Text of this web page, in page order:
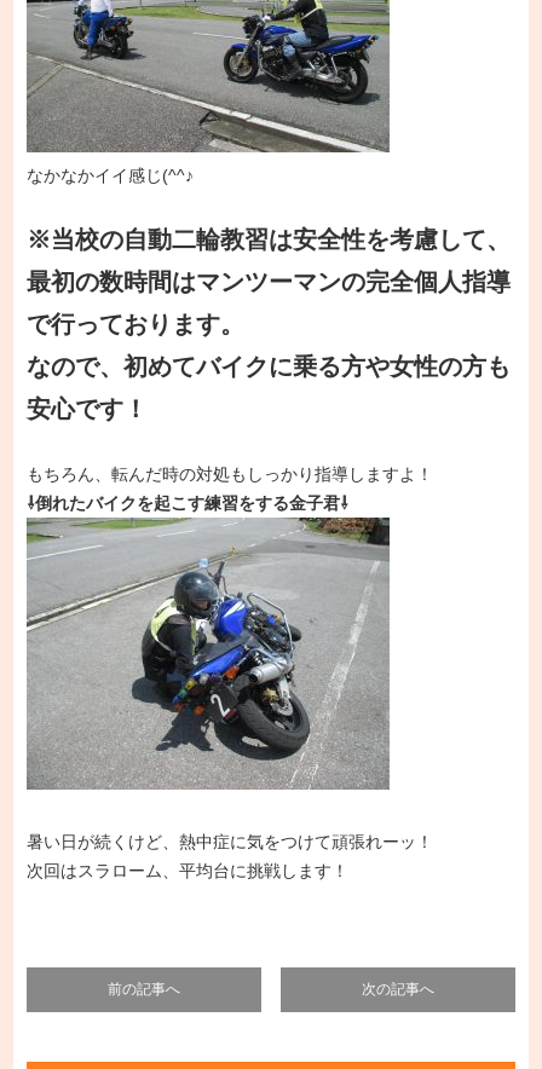
なかなかイイ感じ(^^♪
※当校の自動二輪教習は安全性を考慮して、
最初の数時間はマンツーマンの完全個人指導
で行っております。
なので、初めてバイクに乗る方や女性の方も
安心です！
もちろん、転んだ時の対処もしっかり指導しますよ！
⇩倒れたバイクを起こす練習をする金子君⇩
暑い日が続くけど、熱中症に気をつけて頑張れーッ！
次回はスラローム、平均台に挑戦します！
前の記事へ 次の記事へ